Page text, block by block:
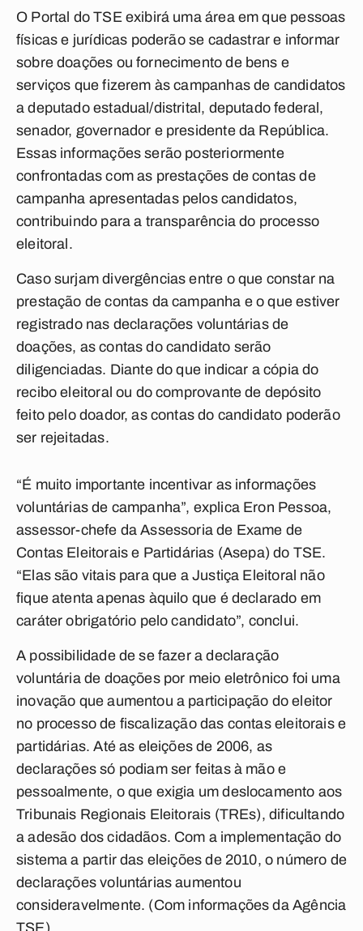
O Portal do TSE exibirá uma área em que pessoas
físicas e jurídicas poderão se cadastrar e informar
sobre doações ou fornecimento de bens e
serviços que fizerem às campanhas de candidatos
a deputado estadual/distrital, deputado federal,
senador, governador e presidente da República.
Essas informações serão posteriormente
confrontadas com as prestações de contas de
campanha apresentadas pelos candidatos,
contribuindo para a transparência do processo
eleitoral.
Caso surjam divergências entre o que constar na
prestação de contas da campanha e o que estiver
registrado nas declarações voluntárias de
doações, as contas do candidato serão
diligenciadas. Diante do que indicar a cópia do
recibo eleitoral ou do comprovante de depósito
feito pelo doador, as contas do candidato poderão
ser rejeitadas.
“É muito importante incentivar as informações
voluntárias de campanha”, explica Eron Pessoa,
assessor-chefe da Assessoria de Exame de
Contas Eleitorais e Partidárias (Asepa) do TSE.
“Elas são vitais para que a Justiça Eleitoral não
fique atenta apenas àquilo que é declarado em
caráter obrigatório pelo candidato”, conclui.
A possibilidade de se fazer a declaração
voluntária de doações por meio eletrônico foi uma
inovação que aumentou a participação do eleitor
no processo de fiscalização das contas eleitorais e
partidárias. Até as eleições de 2006, as
declarações só podiam ser feitas à mão e
pessoalmente, o que exigia um deslocamento aos
Tribunais Regionais Eleitorais (TREs), dificultando
a adesão dos cidadãos. Com a implementação do
sistema a partir das eleições de 2010, o número de
declarações voluntárias aumentou
consideravelmente. (Com informações da Agência
TSE)